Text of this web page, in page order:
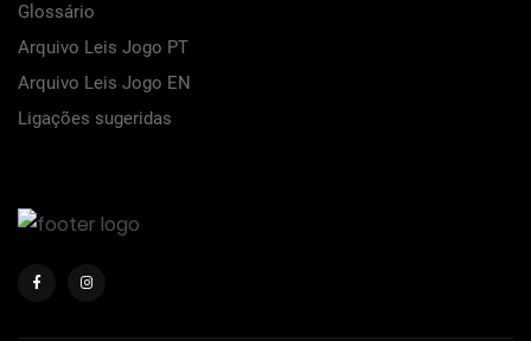
Glossário
Arquivo Leis Jogo PT
Arquivo Leis Jogo EN
Ligações sugeridas